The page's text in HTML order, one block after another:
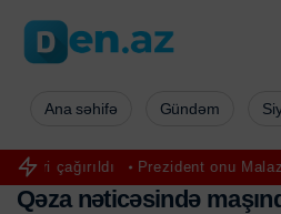
Prezident onu Malaziyaya səfir
Ana səhifə Gündəm
Qəza nəticəsində maşın